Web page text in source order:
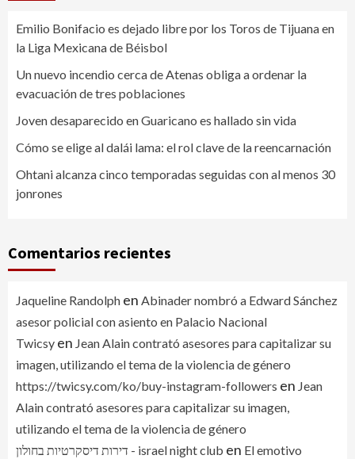
Emilio Bonifacio es dejado libre por los Toros de Tijuana en
la Liga Mexicana de Béisbol
Un nuevo incendio cerca de Atenas obliga a ordenar la
evacuación de tres poblaciones
Joven desaparecido en Guaricano es hallado sin vida
Cómo se elige al dalái lama: el rol clave de la reencarnación
Ohtani alcanza cinco temporadas seguidas con al menos 30
jonrones
Comentarios recientes
Jaqueline Randolph en Abinader nombró a Edward Sánchez
asesor policial con asiento en Palacio Nacional
Twicsy en Jean Alain contrató asesores para capitalizar su
imagen, utilizando el tema de la violencia de género
https://twicsy.com/ko/buy-instagram-followers en Jean
Alain contrató asesores para capitalizar su imagen,
utilizando el tema de la violencia de género
דירות דיסקרטיות בחולון - israel night club en El emotivo